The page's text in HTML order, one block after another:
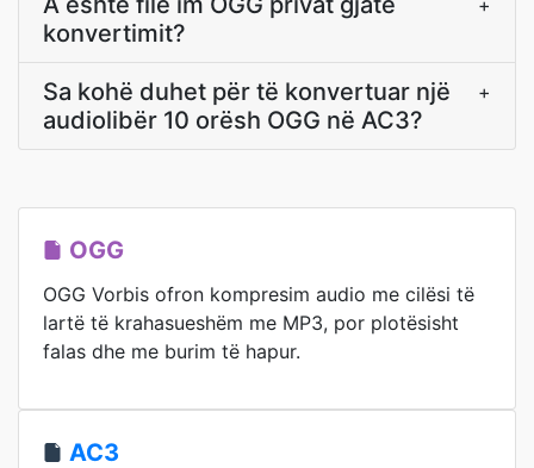
konvertimit?
+
Sa kohë duhet për të konvertuar një
audiolibër 10 orësh OGG në AC3?
+
OGG
OGG Vorbis ofron kompresim audio me cilësi të
lartë të krahasueshëm me MP3, por plotësisht
falas dhe me burim të hapur.
AC3